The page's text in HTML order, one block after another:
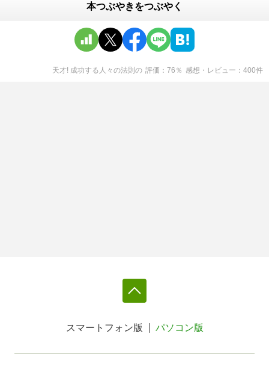
本つぶやきをつぶやく
天才! 成功する人々の法則の 評価 76 ％ 感想・レビュー 400件
スマートフォン版 パソコン版